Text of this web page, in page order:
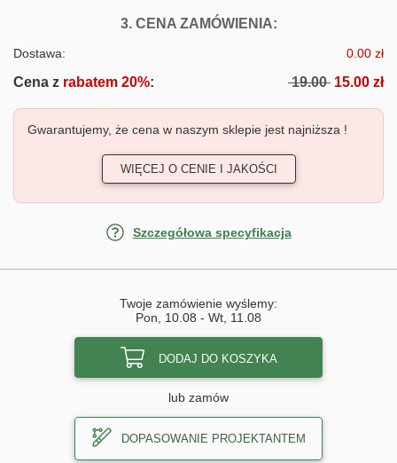
3. CENA ZAMÓWIENIA:FOTOTAPETY
Dostawa: 0.00 zł
Cena z rabatem 20%: 19.00 15.00 zł
Gwarantujemy, że cena w naszym sklepie jest najniższa !
WIĘCEJ O CENIE I JAKOŚCI
Szczegółowa specyfikacja
Twoje zamówienie wyślemy:
Pon, 10.08 - Wt, 11.08
DODAJ DO KOSZYKA
lub zamów
DOPASOWANIE PROJEKTANTEM